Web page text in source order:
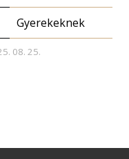
Gyerekeknek
08. 25.